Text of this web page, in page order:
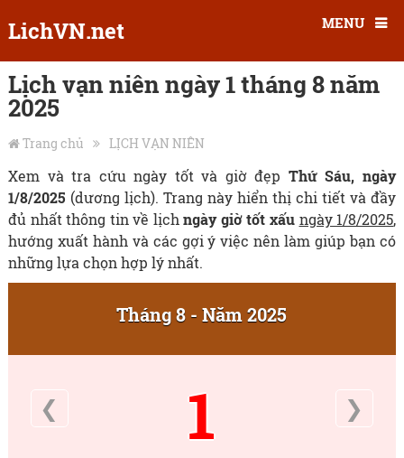
LichVN.net MENU
Lịch vạn niên ngày 1 tháng 8 năm
2025
Trang chủ LỊCH VẠN NIÊN
Xem và tra cứu ngày tốt và giờ đẹp Thứ Sáu, ngày
1/8/2025 (dương lịch). Trang này hiển thị chi tiết và đầy
đủ nhất thông tin về lịchngày giờ tốt xấu ngày 1/8/2025,
hướng xuất hành và các gợi ý việc nên làm giúp bạn có
những lựa chọn hợp lý nhất.
Tháng 8 - Năm 2025
❮ 1 ❯